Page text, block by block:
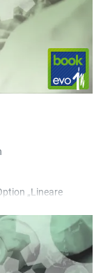
„Lineare
„Neue
erstellen“
wurde ein